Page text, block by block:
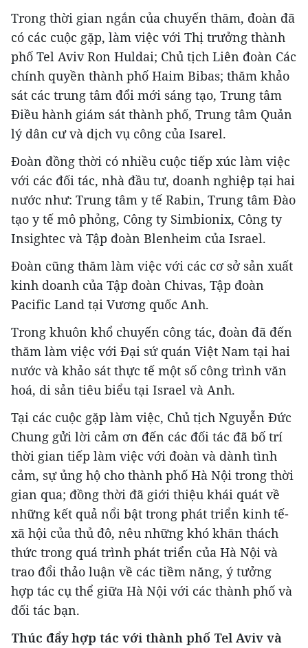
Trong thời gian ngắn của chuyến thăm, đoàn đã
có các cuộc gặp, làm việc với Thị trưởng thành
phố Tel Aviv Ron Huldai; Chủ tịch Liên đoàn Các
chính quyền thành phố Haim Bibas; thăm khảo
sát các trung tâm đổi mới sáng tạo, Trung tâm
Điều hành giám sát thành phố, Trung tâm Quản
lý dân cư và dịch vụ công của Isarel.
Đoàn đồng thời có nhiều cuộc tiếp xúc làm việc
với các đối tác, nhà đầu tư, doanh nghiệp tại hai
nước như: Trung tâm y tế Rabin, Trung tâm Đào
tạo y tế mô phỏng, Công ty Simbionix, Công ty
Insightec và Tập đoàn Blenheim của Israel.
Đoàn cũng thăm làm việc với các cơ sở sản xuất
kinh doanh của Tập đoàn Chivas, Tập đoàn
Pacific Land tại Vương quốc Anh.
Trong khuôn khổ chuyến công tác, đoàn đã đến
thăm làm việc với Đại sứ quán Việt Nam tại hai
nước và khảo sát thực tế một số công trình văn
hoá, di sản tiêu biểu tại Israel và Anh.
Tại các cuộc gặp làm việc, Chủ tịch Nguyễn Đức
Chung gửi lời cảm ơn đến các đối tác đã bố trí
thời gian tiếp làm việc với đoàn và dành tình
cảm, sự ủng hộ cho thành phố Hà Nội trong thời
gian qua; đồng thời đã giới thiệu khái quát về
những kết quả nổi bật trong phát triển kinh tế-
xã hội của thủ đô, nêu những khó khăn thách
thức trong quá trình phát triển của Hà Nội và
trao đổi thảo luận về các tiềm năng, ý tưởng
hợp tác cụ thể giữa Hà Nội với các thành phố và
đối tác bạn.
Thúc đẩy hợp tác với thành phố Tel Aviv và